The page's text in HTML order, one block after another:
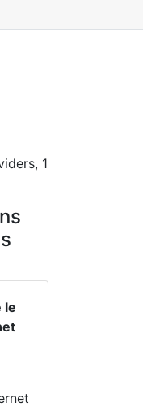
1
le